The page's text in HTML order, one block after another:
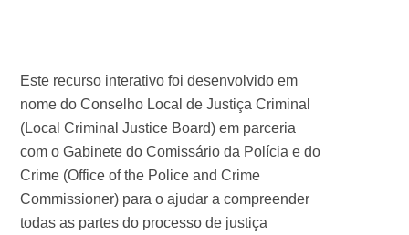
Este recurso interativo foi desenvolvido em
nome do Conselho Local de Justiça Criminal
(Local Criminal Justice Board) em parceria
com o Gabinete do Comissário da Polícia e do
Crime (Office of the Police and Crime
Commissioner) para o ajudar a compreender
todas as partes do processo de justiça